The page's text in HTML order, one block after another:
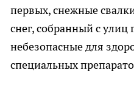
первых, снежные
снег, собранный с улиц
небезопасные для
специальных